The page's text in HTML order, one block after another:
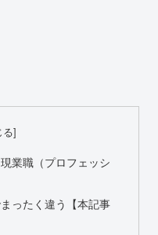
業職（プロフェッシ
ったく違う【本記事